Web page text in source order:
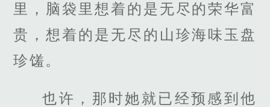
里，脑袋里想着的是无尽的荣华富
贵，想着的是无尽的山珍海味玉盘
珍馐。
也许，那时她就已经预感到他